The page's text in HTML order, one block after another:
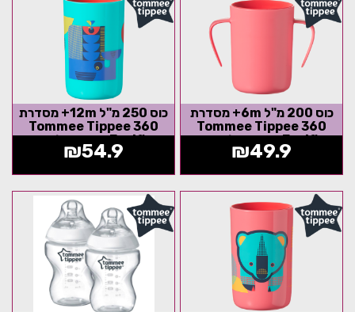
כוס 200 מ"ל 6m+ מסדרת
360 Tommee Tippee
Easiflow חסינת דליפות עם
ידיות - אדום
₪49.9
כוס 250 מ"ל 12m+ מסדרת
360 Tommee Tippee
Easiflow חסינת דליפות -
ירוק מנטה עם...
₪54.9